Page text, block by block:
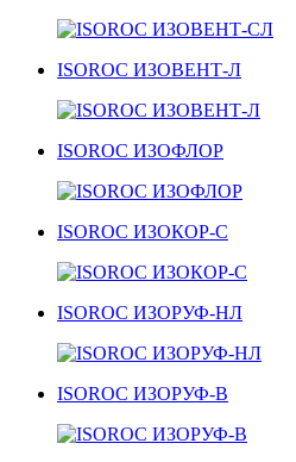
ISOROC ИЗОВЕНТ-Л
ISOROC ИЗОФЛОР
ISOROC ИЗОКОР-С
ISOROC ИЗОРУФ-НЛ
ISOROC ИЗОРУФ-В